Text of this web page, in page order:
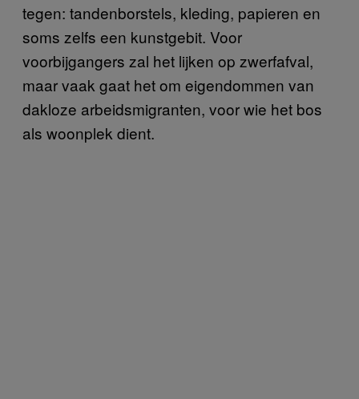
tegen: tandenborstels, kleding, papieren en
soms zelfs een kunstgebit. Voor
voorbijgangers zal het lijken op zwerfafval,
maar vaak gaat het om eigendommen van
dakloze arbeidsmigranten, voor wie het bos
als woonplek dient.